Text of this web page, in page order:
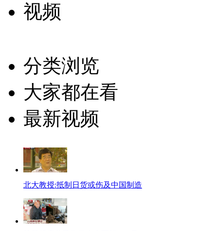
视频
分类浏览
大家都在看
最新视频
北大教授:抵制日货或伤及中国制造